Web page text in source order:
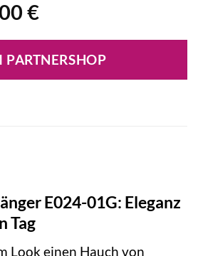
€
€Aktueller
ist:
75,00 €.
PARTNERSHOP
E024-01G: Eleganz
Tag
Look einen Hauch von